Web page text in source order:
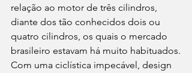
relação ao motor de três cilindros,
diante dos tão conhecidos dois ou
quatro cilindros, os quais o mercado
brasileiro estavam há muito habituados.
Com uma ciclística impecável, design